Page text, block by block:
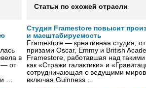
в
— от
…
Статьи по схожей отрасли
Студия Framestore повысит
и масштабируемость
Framestore — креативная студия,
призами Oscar, Emmy и British
Framestore, работавшая над
как «Стражи галактики» и
сотрудничающая с ведущими
включая Guinness …